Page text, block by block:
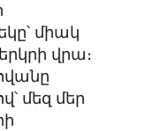
միակ
վրա։
մեզ մեր